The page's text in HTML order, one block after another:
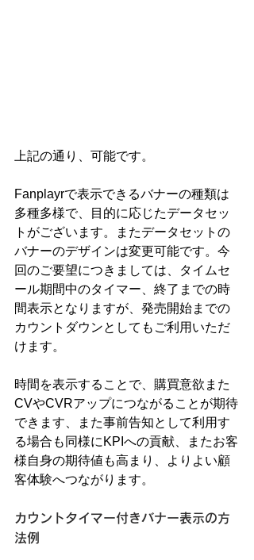
上記の通り、可能です。
Fanplayrで表示できるバナーの種類は
多種多様で、目的に応じたデータセッ
トがございます。またデータセットの
バナーのデザインは変更可能です。今
回のご要望につきましては、タイムセ
ール期間中のタイマー、終了までの時
間表示となりますが、発売開始までの
カウントダウンとしてもご利用いただ
けます。
時間を表示することで、購買意欲また
CVやCVRアップにつながることが期待
できます、また事前告知として利用す
る場合も同様にKPIへの貢献、またお客
様自身の期待値も高まり、よりよい顧
客体験へつながります。
カウントタイマー付きバナー表示の方
法例